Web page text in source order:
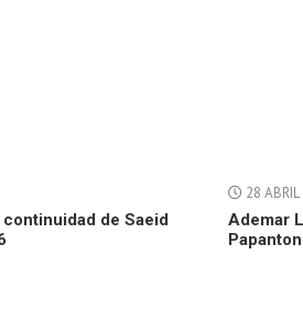
de Saeid
28
Ademar